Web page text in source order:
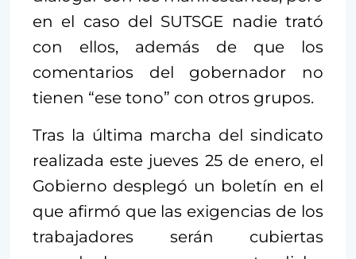
en el caso del SUTSGE nadie trató
con ellos, además de que los
comentarios del gobernador no
tienen “ese tono” con otros grupos.
Tras la última marcha del sindicato
realizada este jueves 25 de enero, el
Gobierno desplegó un boletín en el
que afirmó que las exigencias de los
trabajadores serán cubiertas